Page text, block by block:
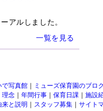
アルしました。
一覧を見る
で写真館 ｜ ミューズ保育園のブロ
理念 ｜ 年間行事 ｜ 保育日課 ｜ 施設
来と説明 ｜ スタッフ募集 ｜ サイト